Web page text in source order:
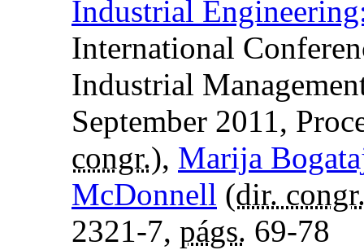
Industrial
International
Industrial
September 2011,
congr.), Marija
McDonnell (dir.
2321-7, págs. 69-78